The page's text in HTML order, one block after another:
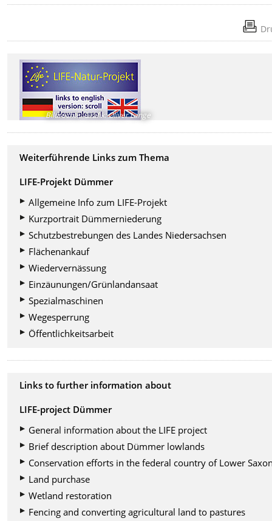
Bildrechte:Grafik: Oliver Lange
Weiterführende Links zum Thema
LIFE-Projekt Dümmer
Allgemeine Info zum LIFE-Projekt
Kurzportrait Dümmerniederung
Schutzbestrebungen des Landes Niedersachsen
Flächenankauf
Wiedervernässung
Einzäunungen/Grünlandansaat
Spezialmaschinen
Wegesperrung
Öffentlichkeitsarbeit
Links to further information about
LIFE-project Dümmer
General information about the LIFE project
Brief description about Dümmer lowlands
Conservation efforts in the federal country of Lower
Land purchase
Wetland restoration
Fencing and converting agricultural land to pastures